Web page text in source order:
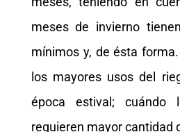
meses de invierno
mínimos y, de ésta
los mayores usos del
época estival; cuándo
requieren mayor cantidad